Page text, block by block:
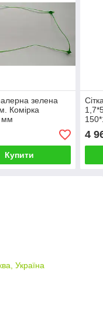
зелена
Комірка
мм
Купити
4
Україна